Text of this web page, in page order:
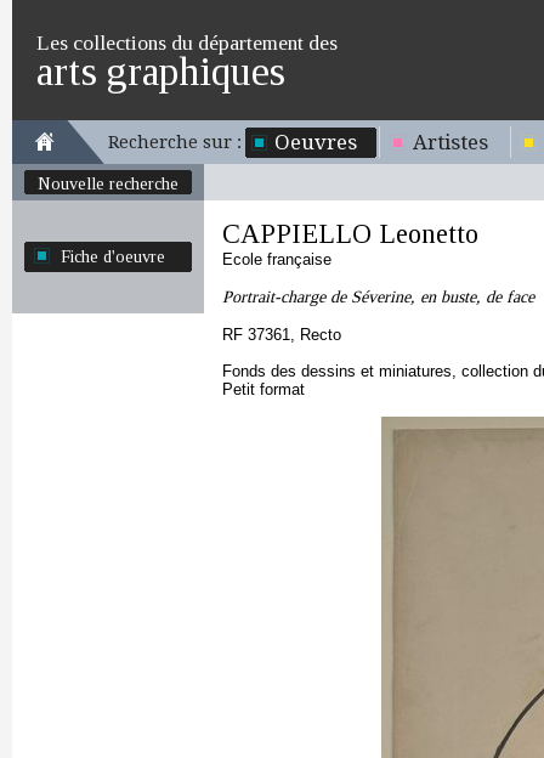
Les collections du département des
arts graphiques
Recherche sur : Oeuvres Artistes
Nouvelle recherche
Fiche d'oeuvre
CAPPIELLO Leonetto
Ecole française
Portrait-charge de Séverine, en buste, de face
RF 37361, Recto
Fonds des dessins et miniatures, collection
Petit format